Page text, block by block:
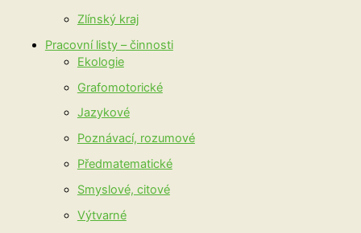
Zlínský kraj
Pracovní listy – činnosti
Ekologie
Grafomotorické
Jazykové
Poznávací, rozumové
Předmatematické
Smyslové, citové
Výtvarné